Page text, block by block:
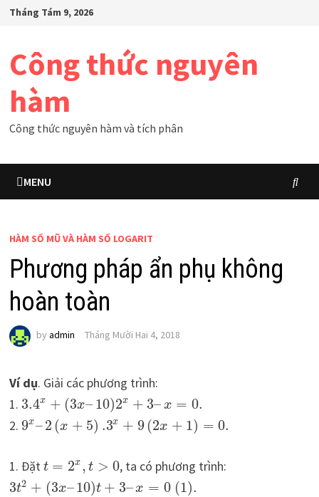
SkipTháng Tám 9, 2026
Công thức nguyên
hàm
Công thức nguyên hàm và tích phân
MENU
HÀM SỐ MŨ VÀ HÀM SỐ LOGARIT
Phương pháp ẩn phụ không
hoàn toàn
by admin Tháng Mười Hai 4, 2018
Ví dụ. Giải các phương trình:
1. 3.4x + (3x– 10)2x + 3– x = 0.
2. 9x–2 (x + 5) .3x + 9 (2x + 1) = 0.
1. Đặt t = 2x , t > 0, ta có phương trình:
3t2 + (3x–10)t + 3–x = 0 (1).